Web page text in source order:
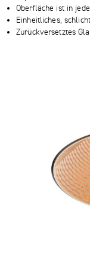
Oberfläche ist in
Einheitliches,
Zurückversetztes